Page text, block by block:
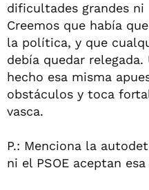
dificultades grandes ni
Creemos que había
la política, y que
debía quedar
hecho esa misma
obstáculos y toca
vasca.
P.: Menciona la
ni el PSOE aceptan